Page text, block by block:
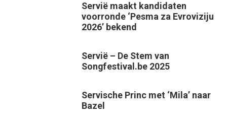
Servië maakt kandidaten
voorronde ‘Pesma za Evroviziju
2026’ bekend
Servië – De Stem van
Songfestival.be 2025
Servische Princ met ‘Mila’ naar
Bazel